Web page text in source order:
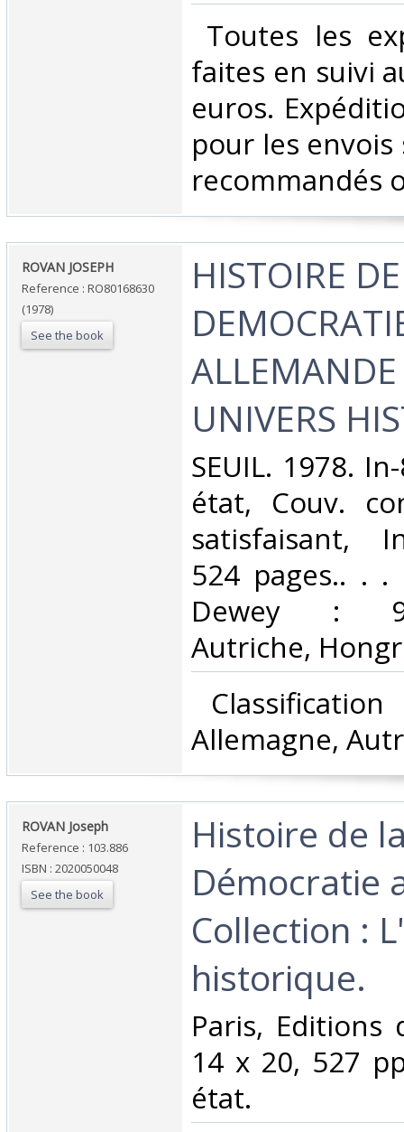
Toutes les
faites en suivi
euros.
pour les envois
recommandés
‎ROVAN JOSEPH‎
Reference : RO80168630
(1978)
See the book
‎HISTOIRE
UNIVERS
‎SEUIL. 1978.
état, Couv.
satisfaisant,
524 pages.. . .
Dewey :
Autriche,
Allemagne,
‎ROVAN Joseph‎
Reference : 103.886
ISBN : 2020050048
See the book
‎Histoire de
Démocratie
Collection :
historique.‎
‎Paris, Editions
14 x 20, 527
état.‎